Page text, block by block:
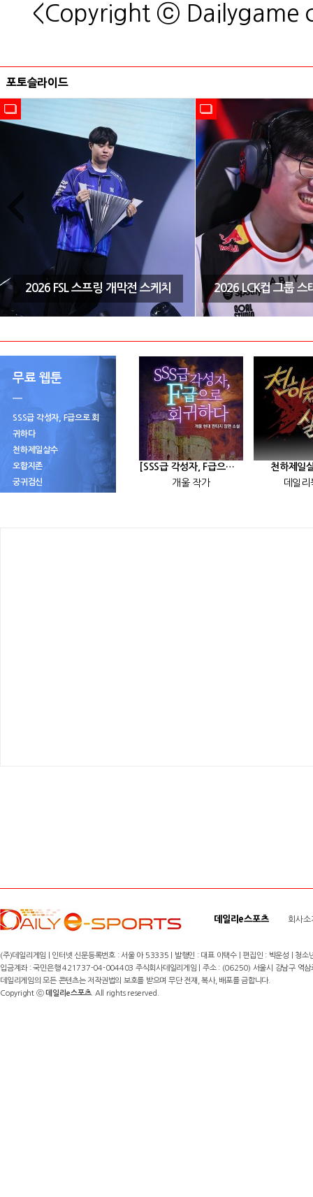
<Copyright ⓒ Dailygame
포토슬라이드
2026 FSL 스프링 개막전 스케치 2026 LCK컵 그룹 스
무료 웹툰
SSS급 각성자, F급으로 회
귀하다
천하제일살수
오합지존
궁귀검신
[SSS급 각성자, F급으로 회귀하다] 25화
개울 작가
천하제일
데일리
데일리e스포츠 회사소
(주)데일리게임 | 인터넷 신문등록번호 : 서울 아 53335 | 발행인 : 대표 이택수 | 편집인 : 박운성 |
입금계좌 : 국민은행 421737-04-004403 주식회사데일리게임 | 주소 : (06250) 서울시 강남구
데일리게임의 모든 콘텐츠는 저작권법의 보호를 받으며 무단 전재, 복사, 배포를 금합니다.
Copyright ⓒ데일리e스포츠. All rights reserved.